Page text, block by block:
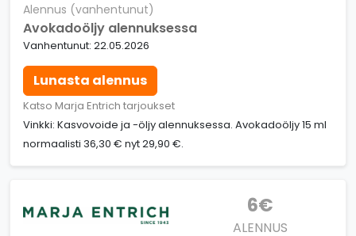
Alennus (vanhentunut)
Avokadoöljy alennuksessa
Vanhentunut: 22.05.2026
Lunasta alennus
Katso Marja Entrich tarjoukset
Vinkki: Kasvovoide ja -öljy alennuksessa. Avokadoöljy 15 ml
normaalisti 36,30 € nyt 29,90 €.
6€
ALENNUS